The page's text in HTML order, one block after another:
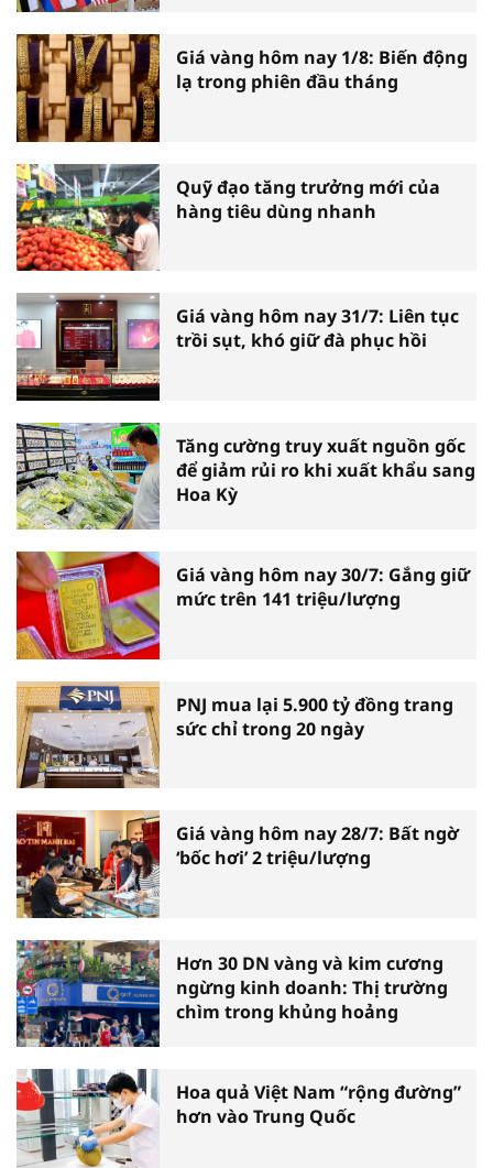
Giá vàng hôm nay 1/8: Biến động
lạ trong phiên đầu tháng
Quỹ đạo tăng trưởng mới của
hàng tiêu dùng nhanh
Giá vàng hôm nay 31/7: Liên tục
trồi sụt, khó giữ đà phục hồi
Tăng cường truy xuất nguồn gốc
để giảm rủi ro khi xuất khẩu sang
Hoa Kỳ
Giá vàng hôm nay 30/7: Gắng giữ
mức trên 141 triệu/lượng
PNJ mua lại 5.900 tỷ đồng trang
sức chỉ trong 20 ngày
Giá vàng hôm nay 28/7: Bất ngờ
‘bốc hơi’ 2 triệu/lượng
Hơn 30 DN vàng và kim cương
ngừng kinh doanh: Thị trường
chìm trong khủng hoảng
Hoa quả Việt Nam “rộng đường”
hơn vào Trung Quốc